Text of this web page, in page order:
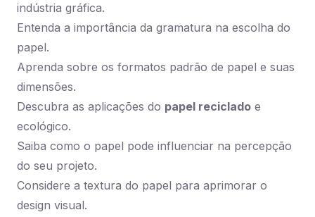
indústria gráfica.
Entenda a importância da gramatura na escolha do
papel.
Aprenda sobre os formatos padrão de papel e suas
dimensões.
Descubra as aplicações do papel reciclado e
ecológico.
Saiba como o papel pode influenciar na percepção
do seu projeto.
Considere a textura do papel para aprimorar o
design visual.